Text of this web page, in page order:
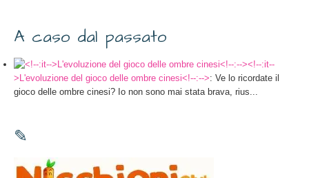
A caso dal passato
<!--:it--
>L'evoluzione del gioco delle ombre cinesi<!--:-->: Ve lo ricordate il
gioco delle ombre cinesi? Io non sono mai stata brava, rius...
✎